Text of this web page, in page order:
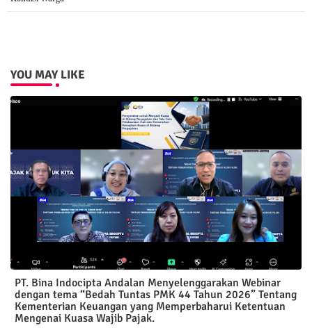
YOU MAY LIKE
PT. Bina Indocipta Andalan Menyelenggarakan Webinar
dengan tema “Bedah Tuntas PMK 44 Tahun 2026” Tentang
Kementerian Keuangan yang Memperbaharui Ketentuan
Mengenai Kuasa Wajib Pajak.